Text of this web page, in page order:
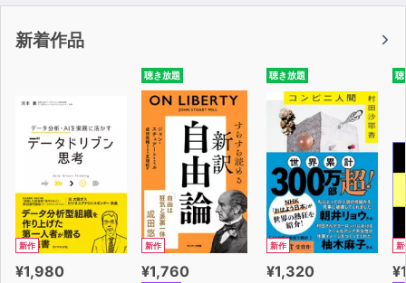
新着作品
新作
¥1,980
聴き放題
新作
¥1,760
聴き放題
新作
¥1,320
聴
新